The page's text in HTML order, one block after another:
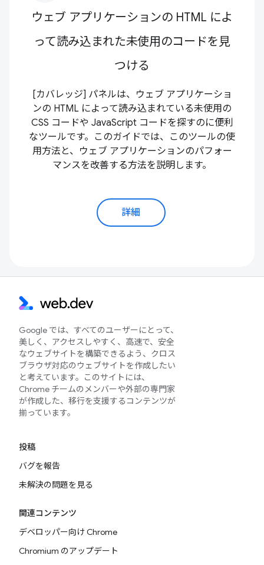
ウェブ アプリケーションの HTML によ
って読み込まれた未使用のコードを見
つける
[カバレッジ] パネルは、ウェブ アプリケーショ
ンの HTML によって読み込まれている未使用の
CSS コードや JavaScript コードを探すのに便利
なツールです。このガイドでは、このツールの使
用方法と、ウェブ アプリケーションのパフォー
マンスを改善する方法を説明します。
詳細
Google では、すべてのユーザーにとって、
美しく、アクセスしやすく、高速で、安全
なウェブサイトを構築できるよう、クロス
ブラウザ対応のウェブサイトを作成したい
と考えています。このサイトには、
Chrome チームのメンバーや外部の専門家
が作成した、移行を支援するコンテンツが
揃っています。
投稿
バグを報告
未解決の問題を見る
関連コンテンツ
デベロッパー向け Chrome
Chromium のアップデート